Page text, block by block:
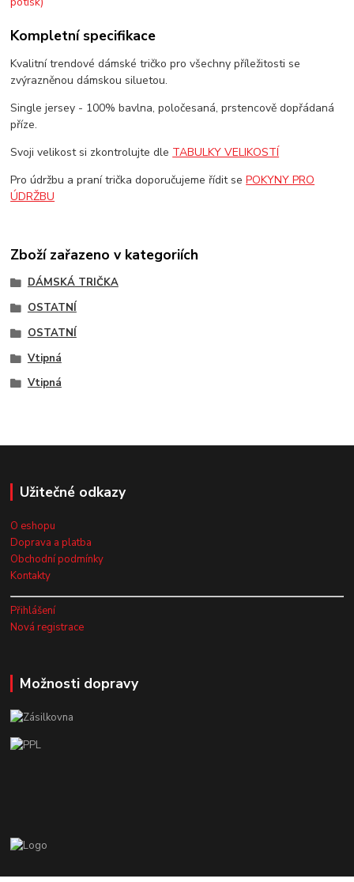
Kompletní specifikace
Kvalitní trendové dámské tričko pro všechny příležitosti se
zvýrazněnou dámskou siluetou.
Single jersey - 100% bavlna, poločesaná, prstencově dopřádaná
příze.
Svoji velikost si zkontrolujte dle TABULKY VELIKOSTÍ
Pro údržbu a praní trička doporučujeme řídit sePOKYNY PRO
ÚDRŽBU
Zboží zařazeno v kategoriích
DÁMSKÁ TRIČKA
OSTATNÍ
OSTATNÍ
Vtipná
Vtipná
Užitečné odkazy
O eshopu
Doprava a platba
Obchodní podmínky
Kontakty
Přihlášení
Nová registrace
Možnosti dopravy